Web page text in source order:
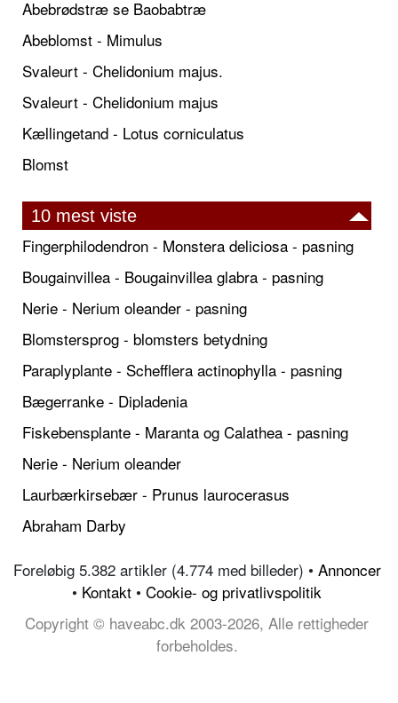
Abebrødstræ se Baobabtræ
Abeblomst - Mimulus
Svaleurt - Chelidonium majus.
Svaleurt - Chelidonium majus
Kællingetand - Lotus corniculatus
Blomst
10 mest viste
Fingerphilodendron - Monstera deliciosa - pasning
Bougainvillea - Bougainvillea glabra - pasning
Nerie - Nerium oleander - pasning
Blomstersprog - blomsters betydning
Paraplyplante - Schefflera actinophylla - pasning
Bægerranke - Dipladenia
Fiskebensplante - Maranta og Calathea - pasning
Nerie - Nerium oleander
Laurbærkirsebær - Prunus laurocerasus
Abraham Darby
Foreløbig 5.382 artikler (4.774 med billeder) • Annoncer
• Kontakt • Cookie- og privatlivspolitik
Copyright © haveabc.dk 2003-2026, Alle rettigheder
forbeholdes.